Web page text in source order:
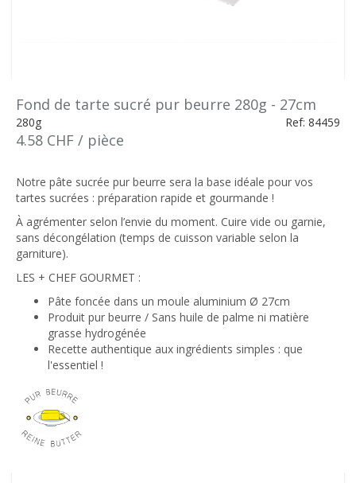
Fond de tarte sucré pur beurre 280g - 27cm
280g Ref: 84459
4.58 CHF / pièce
Notre pâte sucrée pur beurre sera la base idéale pour vos
tartes sucrées : préparation rapide et gourmande !
À agrémenter selon l’envie du moment. Cuire vide ou garnie,
sans décongélation (temps de cuisson variable selon la
garniture).
LES + CHEF GOURMET :
Pâte foncée dans un moule aluminium Ø 27cm
Produit pur beurre / Sans huile de palme ni matière
grasse hydrogénée
Recette authentique aux ingrédients simples : que
l'essentiel !